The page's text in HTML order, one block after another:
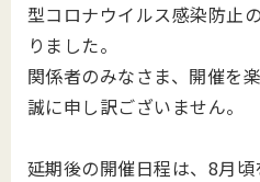
型コロナウイルス感染防止
りました。
関係者のみなさま、開催を
誠に申し訳ございません。
延期後の開催日程は、8月頃